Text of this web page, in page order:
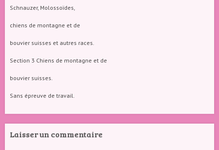
Schnauzer, Molossoïdes,
chiens de montagne et de
bouvier suisses et autres races.
Section 3 Chiens de montagne et de
bouvier suisses.
Sans épreuve de travail.
Laisser un commentaire